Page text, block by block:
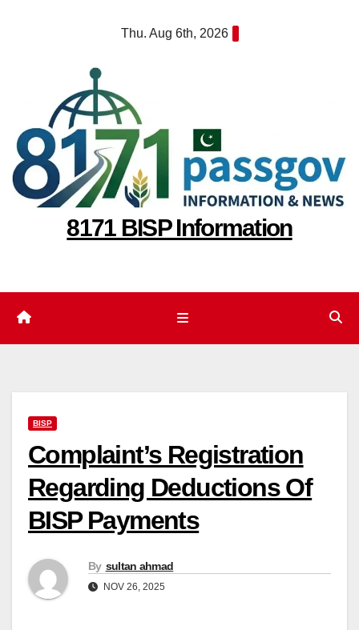
Thu. Aug 6th, 2026
8171 BISP Information
BISP
Complaint’s Registration
Regarding Deductions Of
BISP Payments
By sultan ahmad
NOV 26, 2025